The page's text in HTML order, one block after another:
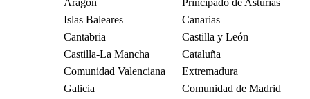
Aragón
Principado de Asturias
Islas Baleares
Canarias
Cantabria
Castilla y León
Castilla-La Mancha
Cataluña
Comunidad Valenciana
Extremadura
Galicia
Comunidad de Madrid